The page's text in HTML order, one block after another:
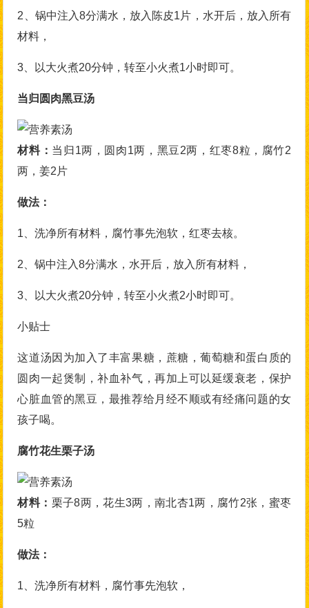
2、锅中注入8分满水，放入陈皮1片，水开后，放入所有
材料，
3、以大火煮20分钟，转至小火煮1小时即可。
当归圆肉黑豆汤
材料： 当归1两，圆肉1两，黑豆2两，红枣8粒，腐竹2
两，姜2片
做法：
1、洗净所有材料，腐竹事先泡软，红枣去核。
2、锅中注入8分满水，水开后，放入所有材料，
3、以大火煮20分钟，转至小火煮2小时即可。
小贴士
这道汤因为加入了丰富果糖，蔗糖，葡萄糖和蛋白质的
圆肉一起煲制，补血补气，再加上可以延缓衰老，保护
心脏血管的黑豆，最推荐给月经不顺或有经痛问题的女
孩子喝。
腐竹花生栗子汤
材料： 栗子8两，花生3两，南北杏1两，腐竹2张，蜜枣
5粒
做法：
1、洗净所有材料，腐竹事先泡软，